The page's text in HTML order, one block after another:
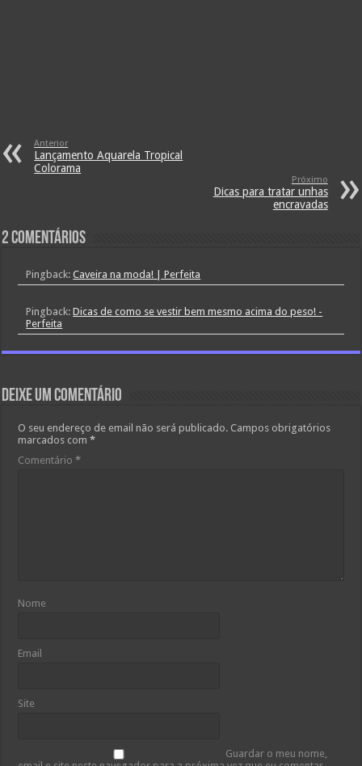
Anterior
Lançamento Aquarela Tropical
Colorama
Próximo
Dicas para tratar unhas
encravadas
2 comentários
Pingback:Caveira na moda! | Perfeita
Pingback:Dicas de como se vestir bem mesmo acima do peso! -
Perfeita
Deixe um comentário
O seu endereço de email não será publicado. Campos obrigatórios
marcados com*
Comentário*
Nome
Email
Site
Guardar o meu nome,